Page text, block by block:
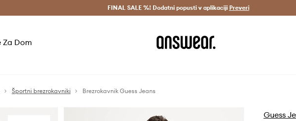
Dostava v 3 dneh > Prihrani z vpisom v Answear Club >
FINAL SALE %! Dodatni popusti v aplikaciji Preveri
Za Dom
Športni brezrokavniki Brezrokavnik Guess Jeans
Guess